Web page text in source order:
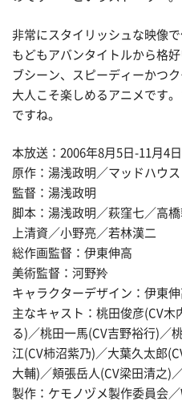
非常にスタイリッシュな映像
もどもアバンタイトルから格
ブシーン、スピーディーかつ
大人こそ楽しめるアニメです
ですね。
本放送：2006年8月5日-11月4日
原作：湯浅政明／マッドハウス
監督：湯浅政明
脚本：湯浅政明／萩窪七／高
上清資／小野亮／若林漢二
総作画監督：伊東伸高
美術監督：河野羚
キャラクターデザイン：伊東伸
主なキャスト：桃田俊彦(CV木
る)／桃田一馬(CV吉野裕行)／
江(CV柿沼紫乃)／大葉久太郎
大輔)／頬張岳人(CV梁田清之)
製作：ケモノヅメ製作委員会／